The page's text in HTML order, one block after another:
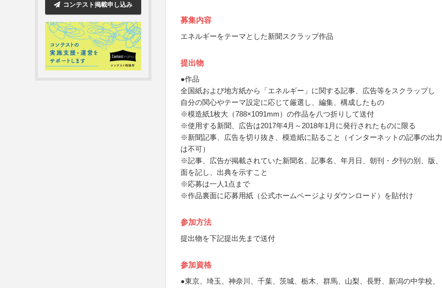
コンテスト掲載申し込み
募集内容
エネルギーをテーマとした新聞スクラップ作品
提出物
●作品
全国紙および地方紙から「エネルギー」に関する記事、広告等をスクラップし
自分の関心やテーマ設定に応じて厳選し、編集、構成したもの
※模造紙1枚大（788×1091mm）の作品を八つ折りして送付
※使用する新聞、広告は2017年4月～2018年1月に発行されたものに限る
※新聞記事、広告を切り抜き、模造紙に貼ること（インターネットの記事の出力
は不可）
※記事、広告が掲載されていた新聞名、記事名、年月日、朝刊・夕刊の別、版、
面を記し、出典を示すこと
※応募は一人1点まで
※作品裏面に応募用紙（公式ホームページよりダウンロード）を貼付け
参加方法
提出物を下記提出先まで送付
参加資格
●東京、埼玉、神奈川、千葉、茨城、栃木、群馬、山梨、長野、新潟の中学校、